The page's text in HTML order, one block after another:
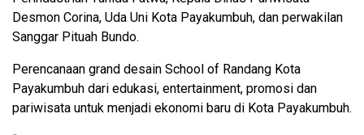
Desmon Corina, Uda Uni Kota Payakumbuh, dan perwakilan
Sanggar Pituah Bundo.
Perencanaan grand desain School of Randang Kota
Payakumbuh dari edukasi, entertainment, promosi dan
pariwisata untuk menjadi ekonomi baru di Kota Payakumbuh.